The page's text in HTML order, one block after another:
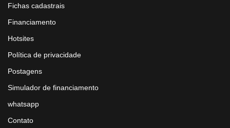
Fichas cadastrais
Financiamento
Hotsites
Política de privacidade
Postagens
Simulador de financiamento
whatsapp
Contato